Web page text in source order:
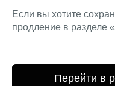
Если вы хотите
продление в разделе
Перейти в